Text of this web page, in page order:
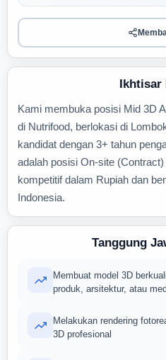
Ikhtisar
Kami membuka posisi Mid 3D
di Nutrifood, berlokasi di
kandidat dengan 3+ tahun
adalah posisi On-site
kompetitif dalam Rupiah dan
Indonesia.
Tanggung
Membuat model 3D
produk, arsitektur, atau
Melakukan rendering
3D profesional